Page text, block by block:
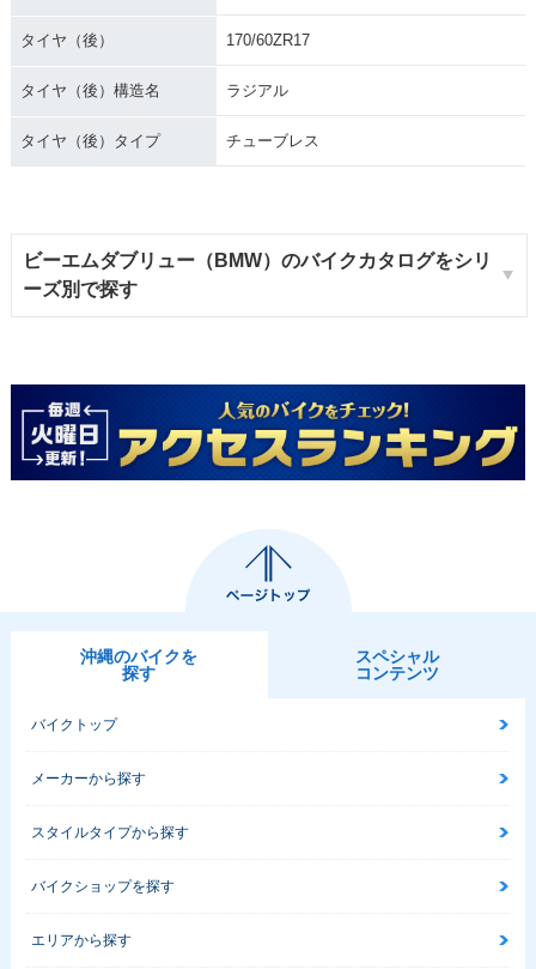
タイヤ（後） 170/60ZR17
タイヤ（後）構造名 ラジアル
タイヤ（後）タイプ チューブレス
ビーエムダブリュー（BMW）のバイクカタログをシリ
ーズ別で探す
沖縄のバイクを
探す
スペシャル
コンテンツ
バイクトップ
メーカーから探す
スタイルタイプから探す
バイクショップを探す
エリアから探す